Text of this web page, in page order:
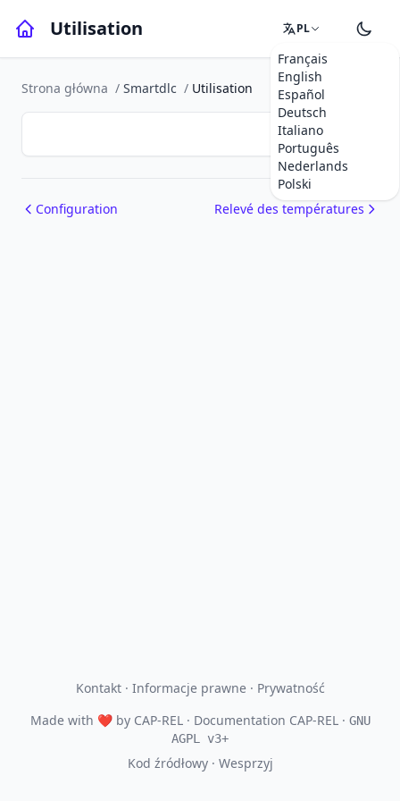
Utilisation PL
Français
English
Español
Deutsch
Italiano
Português
Nederlands
Polski
Strona główna / Smartdlc / Utilisation
Configuration Relevé des températures
Kontakt· Informacje prawne· Prywatność
Made with ❤by CAP-REL· Documentation CAP-REL · GNU
AGPL v3+
Kod źródłowy· Wesprzyj